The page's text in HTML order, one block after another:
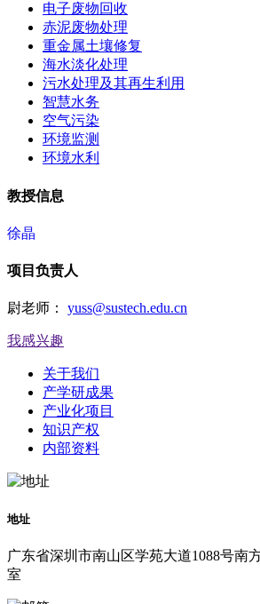
电子废物回收
赤泥废物处理
重金属土壤修复
海水淡化处理
污水处理及其再生利用
智慧水务
空气污染
环境监测
环境水利
教授信息
徐晶
项目负责人
尉老师： yuss@sustech.edu.cn
我感兴趣
关于我们
产学研成果
产业化项目
知识产权
内部资料
地址
广东省深圳市南山区学苑大道1088号南
室